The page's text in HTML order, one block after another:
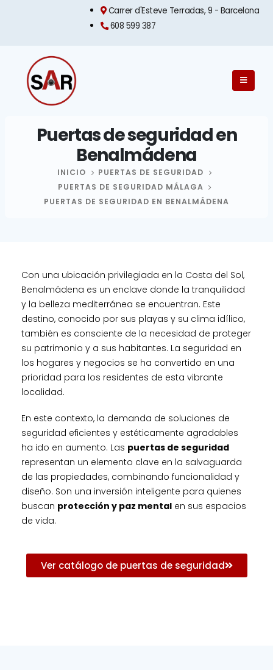
Carrer d'Esteve Terradas, 9 - Barcelona​
608 599 387
Puertas de seguridad en
Benalmádena
INICIO
PUERTAS DE SEGURIDAD
PUERTAS DE SEGURIDAD MÁLAGA
PUERTAS DE SEGURIDAD EN BENALMÁDENA
Con una ubicación privilegiada en la Costa del Sol,
Benalmádena es un enclave donde la tranquilidad
y la belleza mediterránea se encuentran. Este
destino, conocido por sus playas y su clima idílico,
también es consciente de la necesidad de proteger
su patrimonio y a sus habitantes. La seguridad en
los hogares y negocios se ha convertido en una
prioridad para los residentes de esta vibrante
localidad.
En este contexto, la demanda de soluciones de
seguridad eficientes y estéticamente agradables
ha ido en aumento. Las puertas de seguridad
representan un elemento clave en la salvaguarda
de las propiedades, combinando funcionalidad y
diseño. Son una inversión inteligente para quienes
buscan protección y paz mental en sus espacios
de vida.
Ver catálogo de puertas de seguridad